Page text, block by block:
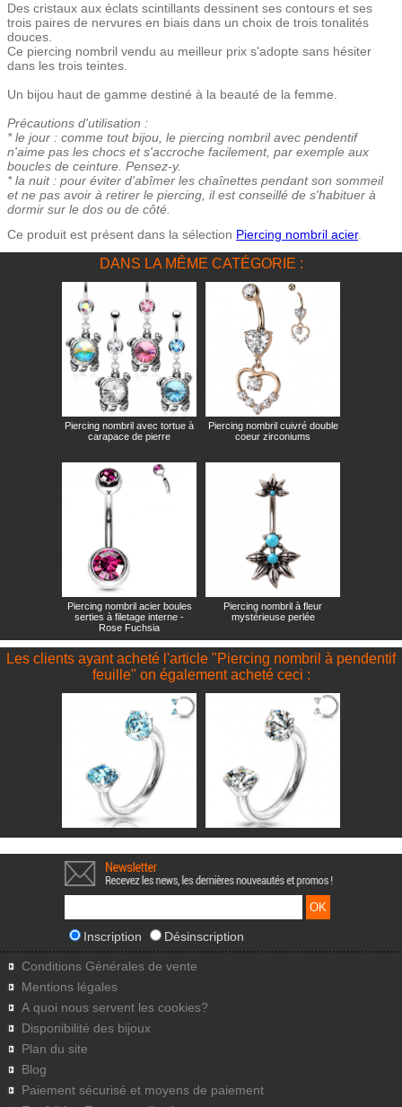
Des cristaux aux éclats scintillants dessinent ses contours et ses
trois paires de nervures en biais dans un choix de trois tonalités
douces.
Ce piercing nombril vendu au meilleur prix s'adopte sans hésiter
dans les trois teintes.
Un bijou haut de gamme destiné à la beauté de la femme.
Précautions d'utilisation :
* le jour : comme tout bijou, le piercing nombril avec pendentif
n'aime pas les chocs et s'accroche facilement, par exemple aux
boucles de ceinture. Pensez-y.
* la nuit : pour éviter d'abîmer les chaînettes pendant son sommeil
et ne pas avoir à retirer le piercing, il est conseillé de s'habituer à
dormir sur le dos ou de côté.
Ce produit est présent dans la sélection Piercing nombril acier.
DANS LA MÊME CATÉGORIE :
Piercing nombril avec tortue à
carapace de pierre
Piercing nombril cuivré double
coeur zirconiums
Piercing nombril acier boules
serties à filetage interne -
Rose Fuchsia
Piercing nombril à fleur
mystérieuse perlée
Les clients ayant acheté l'article "Piercing nombril à pendentif
feuille" on également acheté ceci :
Inscription Désinscription
Conditions Générales de vente
Mentions légales
A quoi nous servent les cookies?
Disponibilité des bijoux
Plan du site
Blog
Paiement sécurisé et moyens de paiement